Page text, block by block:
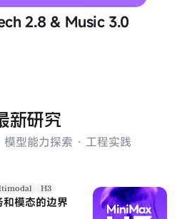
2.8 & Music 3.0
新研究
型能力探索 · 工程实践
H3
模态的边界